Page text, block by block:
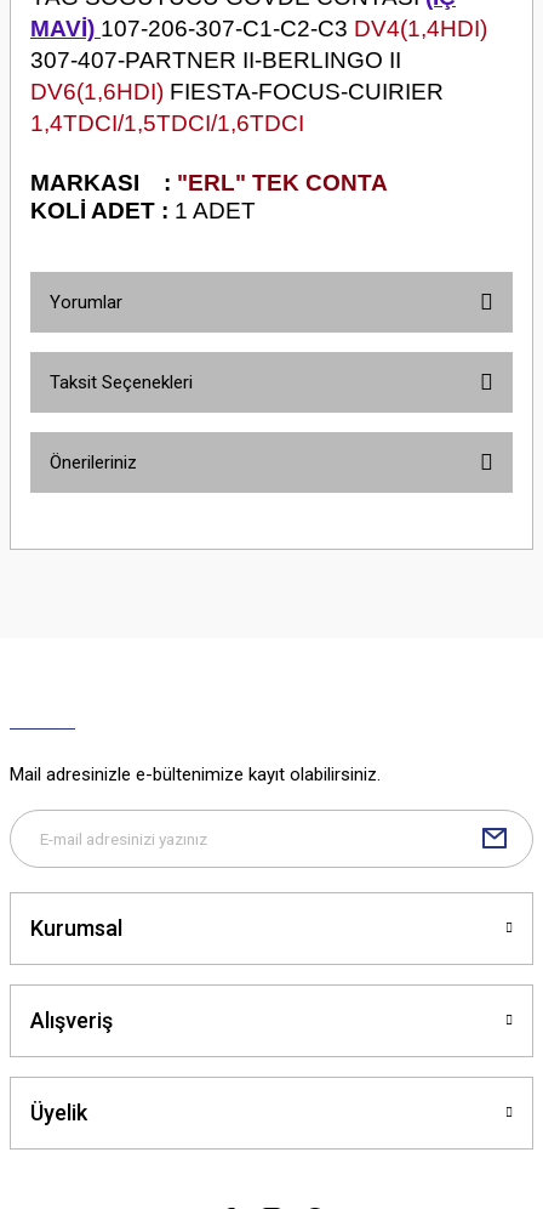
MAVİ) 107-206-307-C1-C2-C3 DV4(1,4HDI)
307-407-PARTNER II-BERLINGO II
DV6(1,6HDI) FIESTA-FOCUS-CUIRIER
1,4TDCI/1,5TDCI/1,6TDCI
MARKASI : "ERL" TEK CONTA
KOLİ ADET : 1 ADET
Yorumlar
Taksit Seçenekleri
Önerileriniz
yetersiz gördüğünüz noktaları öneri formunu kullanarak tarafımıza
Bu ürüne benzer farklı alternatifler olmalı.
Mail adresinizle e-bültenimize kayıt olabilirsiniz.
Kurumsal
Alışveriş
Üyelik